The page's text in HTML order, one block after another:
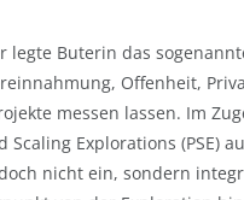
Buterin das
Offenheit,
messen lassen. Im
Explorations (PSE)
nicht ein, sondern